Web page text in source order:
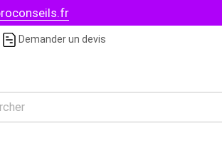
Demander un devis